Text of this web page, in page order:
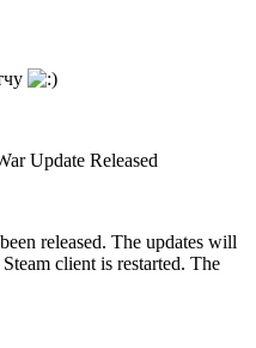
Update Released
released. The updates will
client is restarted. The